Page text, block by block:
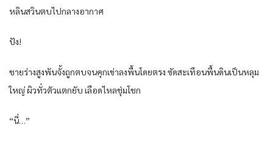
หลิน​สวิน​ตบ​ไป​กลางอากาศ​
ปัง​!
ชาย​ร่าง​สูงพัน​จั้งถูก​ตบ​จน​คุกเข่า​ลงพื้น​โดยตรง​ ซัด​สะเทือน​พื้นดิน​เป็น​หลุม​
ใหญ่​ ผิว​ทั่ว​ตัว​แตก​ยับ​ เลือด​ไหล​ชุ่มโชก​
“นี่​…”